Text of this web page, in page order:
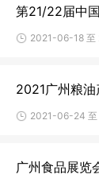
第21/22届中
2021-06-18 至
2021广州粮
2021-06-24
广州食品展览